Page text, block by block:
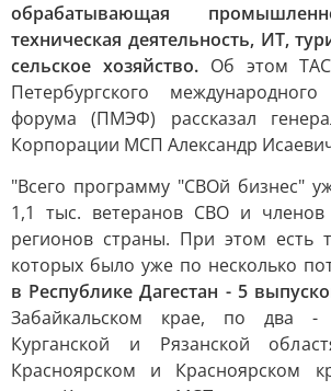
обрабатывающая
техническая деятельность, ИТ,
сельское хозяйство. Об этом
Петербургского международного
форума (ПМЭФ) рассказал
Корпорации МСП Александр
"Всего программу "СВОй бизнес"
1,1 тыс. ветеранов СВО и
регионов страны. При этом есть
которых было уже по несколько
в Республике Дагестан - 5
Забайкальском крае, по два -
Курганской и Рязанской
Красноярском и Красноярском